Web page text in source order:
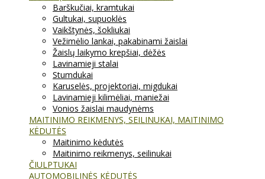
Barškučiai, kramtukai
Gultukai, supuoklės
Vaikštynės, šokliukai
Vežimėlio lankai, pakabinami žaislai
Žaislų laikymo krepšiai, dėžės
Lavinamieji stalai
Stumdukai
Karuselės, projektoriai, migdukai
Lavinamieji kilimėliai, maniežai
Vonios žaislai maudynėms
MAITINIMO REIKMENYS, SEILINUKAI, MAITINIMO
KĖDUTĖS
Maitinimo kėdutės
Maitinimo reikmenys, seilinukai
ČIULPTUKAI
AUTOMOBILINĖS KĖDUTĖS